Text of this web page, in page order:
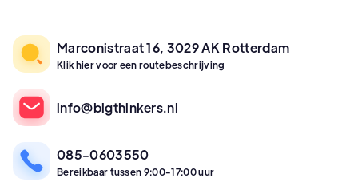
Marconistraat 16, 3029 AK Rotterdam
Klik hier voor een routebeschrijving
info@bigthinkers.nl
085-0603550
Bereikbaar tussen 9:00-17:00 uur